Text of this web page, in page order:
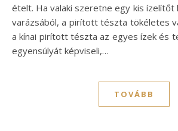
ételt. Ha valaki szeretne egy kis ízelítőt
varázsából, a pirított tészta tökéletes
a kínai pirított tészta az egyes ízek és
egyensúlyát képviseli,…
TOVÁBB